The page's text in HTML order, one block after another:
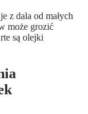
z dala od małych
może grozić
są olejki